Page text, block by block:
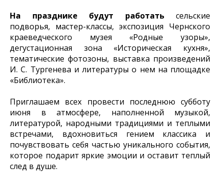
На празднике будут работать сельские
подворья, мастер-классы, экспозиция Чернского
краеведческого музея «Родные узоры»,
дегустационная зона «Историческая кухня»,
тематические фотозоны, выставка произведений
И. С. Тургенева и литературы о нем на площадке
«Библиотека».
Приглашаем всех провести последнюю субботу
июня в атмосфере, наполненной музыкой,
литературой, народными традициями и теплыми
встречами, вдохновиться гением классика и
почувствовать себя частью уникального события,
которое подарит яркие эмоции и оставит теплый
след в душе.